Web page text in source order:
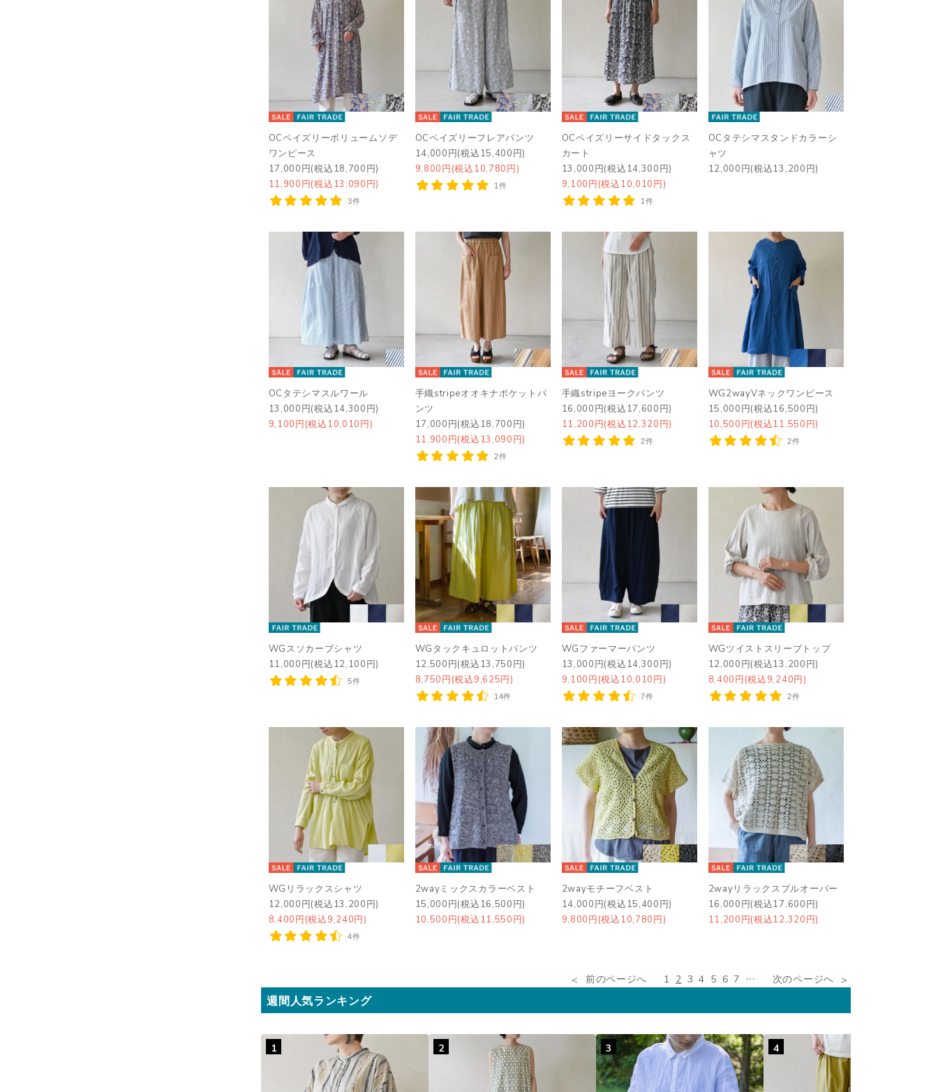
OCペイズリーボリュームソデ
ワンピース
17,000円(税込18,700円)
11,900円(税込13,090円)
3件
OCペイズリーフレアパンツ
14,000円(税込15,400円)
9,800円(税込10,780円)
1件
OCペイズリーサイドタックス
カート
13,000円(税込14,300円)
9,100円(税込10,010円)
1件
OCタテシマスタンドカラーシ
ャツ
12,000円(税込13,200円)
OCタテシマスルワール
13,000円(税込14,300円)
9,100円(税込10,010円)
手織stripeオオキナポケットパ
ンツ
17,000円(税込18,700円)
11,900円(税込13,090円)
2件
手織stripeヨークパンツ
16,000円(税込17,600円)
11,200円(税込12,320円)
2件
WG2wayVネックワンピース
15,000円(税込16,500円)
10,500円(税込11,550円)
2件
WGスソカーブシャツ
11,000円(税込12,100円)
5件
WGタックキュロットパンツ
12,500円(税込13,750円)
8,750円(税込9,625円)
14件
WGファーマーパンツ
13,000円(税込14,300円)
9,100円(税込10,010円)
7件
WGツイストスリーブトップ
12,000円(税込13,200円)
8,400円(税込9,240円)
2件
WGリラックスシャツ
12,000円(税込13,200円)
8,400円(税込9,240円)
4件
2wayミックスカラーベスト
15,000円(税込16,500円)
10,500円(税込11,550円)
2wayモチーフベスト
14,000円(税込15,400円)
9,800円(税込10,780円)
2wayリラックスプルオーバー
16,000円(税込17,600円)
11,200円(税込12,320円)
前のページへ 1 2 3 4 5 6 7 … 次のページへ
週間人気ランキング
1 2 3 4